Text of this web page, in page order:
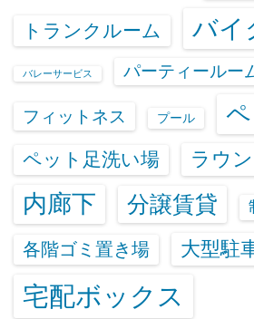
トランクルーム バイ
バレーサービス パーティールー
フィットネス プール
ペット足洗い場 ラウ
内廊下 分譲賃貸
各階ゴミ置き場 大型駐
宅配ボックス